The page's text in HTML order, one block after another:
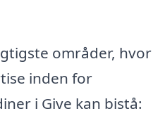
områder, hvor
inden for
i Give kan bistå: